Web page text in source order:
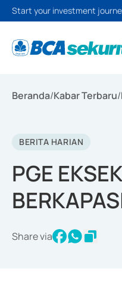
Start your investment
Beranda/Kabar Terbaru/
BERITA HARIAN
PGE
Share via